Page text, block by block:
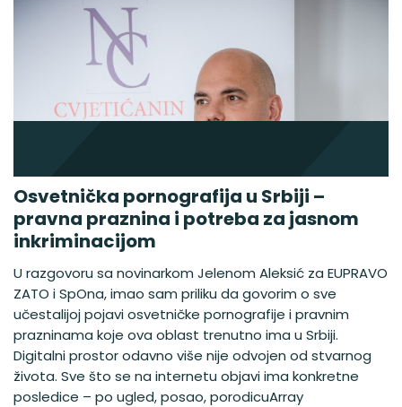
Osvetnička pornografija u Srbiji –
pravna praznina i potreba za jasnom
inkriminacijom
U razgovoru sa novinarkom Jelenom Aleksić za EUPRAVO
ZATO i SpOna, imao sam priliku da govorim o sve
učestalijoj pojavi osvetničke pornografije i pravnim
prazninama koje ova oblast trenutno ima u Srbiji.
Digitalni prostor odavno više nije odvojen od stvarnog
života. Sve što se na internetu objavi ima konkretne
posledice – po ugled, posao, porodicuArray